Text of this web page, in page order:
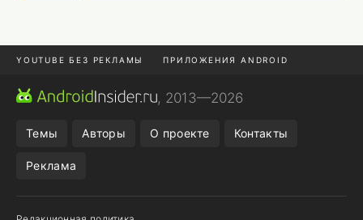
YOUTUBE БЕЗ РЕКЛАМЫ ПРИЛОЖЕНИЯ ANDROID
МЕССЕНДЖЕРЫ ONE UI 8.5
, 2013—2026
Темы Авторы О проекте Контакты
Реклама